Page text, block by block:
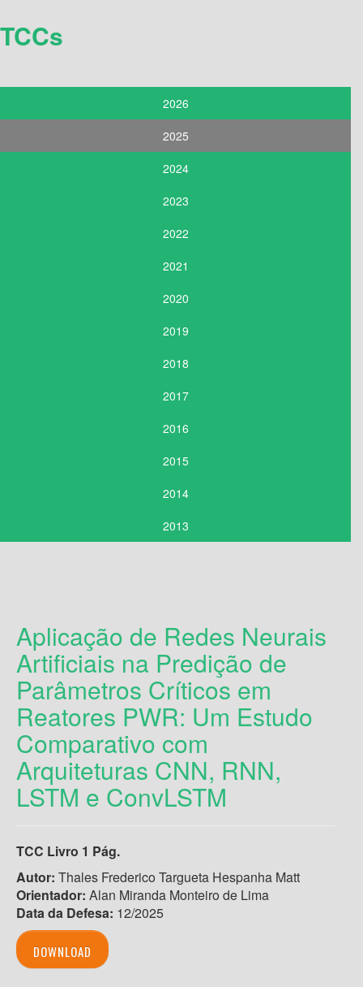
TCCs
2026
2025
2024
2023
2022
2021
2020
2019
2018
2017
2016
2015
2014
2013
Aplicação de Redes Neurais
Artificiais na Predição de
Parâmetros Críticos em
Reatores PWR: Um Estudo
Comparativo com
Arquiteturas CNN, RNN,
LSTM e ConvLSTM
TCC Livro 1 Pág.
Autor: Thales Frederico Targueta Hespanha Matt
Orientador: Alan Miranda Monteiro de Lima
Data da Defesa: 12/2025
DOWNLOAD